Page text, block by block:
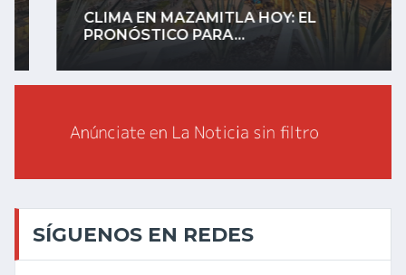
CLIMA EN MAZAMITLA HOY: EL
PRONÓSTICO PARA...
SÍGUENOS EN REDES